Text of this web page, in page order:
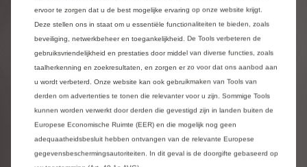
Mirroring
Stoffen zetels in Urban Grey
In hoogte verstelbare bestuurderszetel
Bekleed stuurwiel
Citroën Advanced Comfort®-ophanging
Citroën Advanced Comfort®-zetels
Elektrische parkeerrem
Automatische dimlichten
Automatische ruitenwissers
ervoor te zorgen dat u de best mogelijke ervaring op onze website krijgt.
Deze stellen ons in staat om u essentiële functionaliteiten te bieden, zoals
beveiliging, netwerkbeheer en toegankelijkheid. De Tools verbeteren de
gebruiksvriendelijkheid en prestaties door middel van diverse functies, zoals
taalherkenning en zoekresultaten, en zorgen er zo voor dat ons aanbod aan
u wordt verbeterd. Onze website kan ook gebruikmaken van Tools van
derden om advertenties te tonen die relevanter voor u zijn. Sommige Tools
kunnen worden verwerkt door derden die gevestigd zijn in landen buiten de
Europese Economische Ruimte (EER) en die mogelijk nog geen
adequaatheidsbesluit hebben ontvangen van de relevante Europese
gegevensbeschermingsautoriteiten. In dit geval is de doorgifte gebaseerd op